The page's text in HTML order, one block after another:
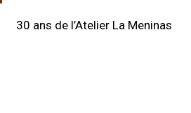
30 ans de l’Atelier La Meninas